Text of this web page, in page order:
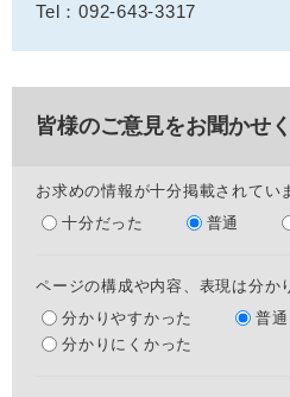
Tel：092-643-3317
皆様のご意見をお聞かせく
お求めの情報が十分掲載されてい
十分だった
普通
ページの構成や内容、表現は分か
分かりやすかった
普通
分かりにくかった